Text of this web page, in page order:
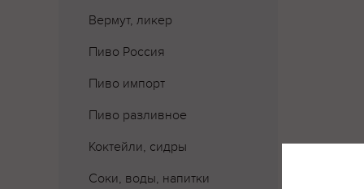
Вермут, ликер
Пиво Россия
Пиво импорт
Пиво разливное
Коктейли, сидры
Соки, воды, напитки